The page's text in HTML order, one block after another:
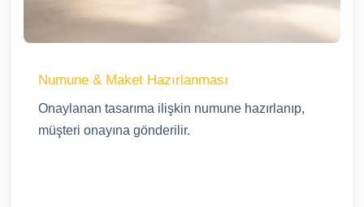
Numune & Maket Hazırlanması
Onaylanan tasarıma ilişkin numune hazırlanıp,
müşteri onayına gönderilir.